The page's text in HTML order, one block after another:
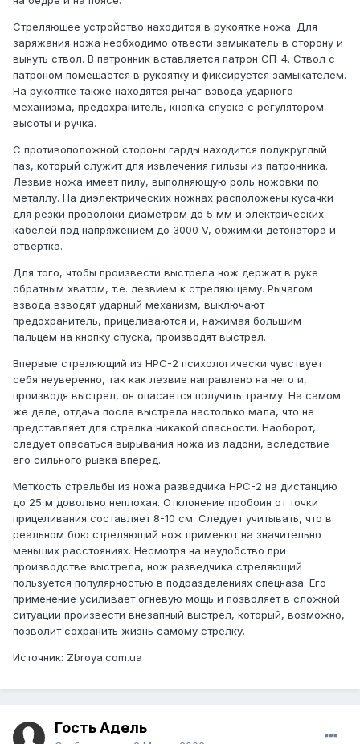
Стреляющее устройство находится в рукоятке ножа. Для
заряжания ножа необходимо отвести замыкатель в сторону и
вынуть ствол. В патронник вставляется патрон СП-4. Ствол с
патроном помещается в рукоятку и фиксируется замыкателем.
На рукоятке также находятся рычаг взвода ударного
механизма, предохранитель, кнопка спуска с регулятором
высоты и ручка.
С противоположной стороны гарды находится полукруглый
паз, который служит для извлечения гильзы из патронника.
Лезвие ножа имеет пилу, выполняющую роль ножовки по
металлу. На диэлектрических ножнах расположены кусачки
для резки проволоки диаметром до 5 мм и электрических
кабелей под напряжением до 3000 V, обжимки детонатора и
отвертка.
Для того, чтобы произвести выстрела нож держат в руке
обратным хватом, т.е. лезвием к стреляющему. Рычагом
взвода взводят ударный механизм, выключают
предохранитель, прицеливаются и, нажимая большим
пальцем на кнопку спуска, производят выстрел.
Впервые стреляющий из НРС-2 психологически чувствует
себя неуверенно, так как лезвие направлено на него и,
производя выстрел, он опасается получить травму. На самом
же деле, отдача после выстрела настолько мала, что не
представляет для стрелка никакой опасности. Наоборот,
следует опасаться вырывания ножа из ладони, вследствие
его сильного рывка вперед.
Меткость стрельбы из ножа разведчика НРС-2 на дистанцию
до 25 м довольно неплохая. Отклонение пробоин от точки
прицеливания составляет 8-10 см. Следует учитывать, что в
реальном бою стреляющий нож применют на значительно
меньших расстояниях. Несмотря на неудобство при
производстве выстрела, нож разведчика стреляющий
пользуется популярностью в подразделениях спецназа. Его
применение усиливает огневую мощь и позволяет в сложной
ситуации произвести внезапный выстрел, который, возможно,
позволит сохранить жизнь самому стрелку.
Источник: Zbroya.com.ua
Гость Адель